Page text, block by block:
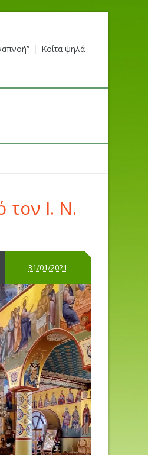
Κοίτα ψηλά
Ι. Ν.
31/01/2021